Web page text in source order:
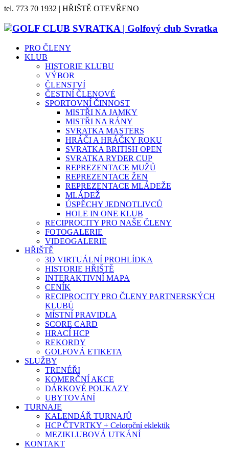
tel. 773 70 1932 | HŘIŠTĚ OTEVŘENO
PRO ČLENY
KLUB
HISTORIE KLUBU
VÝBOR
ČLENSTVÍ
ČESTNÍ ČLENOVÉ
SPORTOVNÍ ČINNOST
MISTŘI NA JAMKY
MISTŘI NA RÁNY
SVRATKA MASTERS
HRÁČI A HRÁČKY ROKU
SVRATKA BRITISH OPEN
SVRATKA RYDER CUP
REPREZENTACE MUŽŮ
REPREZENTACE ŽEN
REPREZENTACE MLÁDEŽE
MLÁDEŽ
ÚSPĚCHY JEDNOTLIVCŮ
HOLE IN ONE KLUB
RECIPROCITY PRO NAŠE ČLENY
FOTOGALERIE
VIDEOGALERIE
HŘIŠTĚ
3D VIRTUÁLNÍ PROHLÍDKA
HISTORIE HŘIŠTĚ
INTERAKTIVNÍ MAPA
CENÍK
RECIPROCITY PRO ČLENY PARTNERSKÝCH
KLUBŮ
MÍSTNÍ PRAVIDLA
SCORE CARD
HRACÍ HCP
REKORDY
GOLFOVÁ ETIKETA
SLUŽBY
TRENÉŘI
KOMERČNÍ AKCE
DÁRKOVÉ POUKAZY
UBYTOVÁNÍ
TURNAJE
KALENDÁŘ TURNAJŮ
HCP ČTVRTKY + Celoroční eklektik
MEZIKLUBOVÁ UTKÁNÍ
KONTAKT